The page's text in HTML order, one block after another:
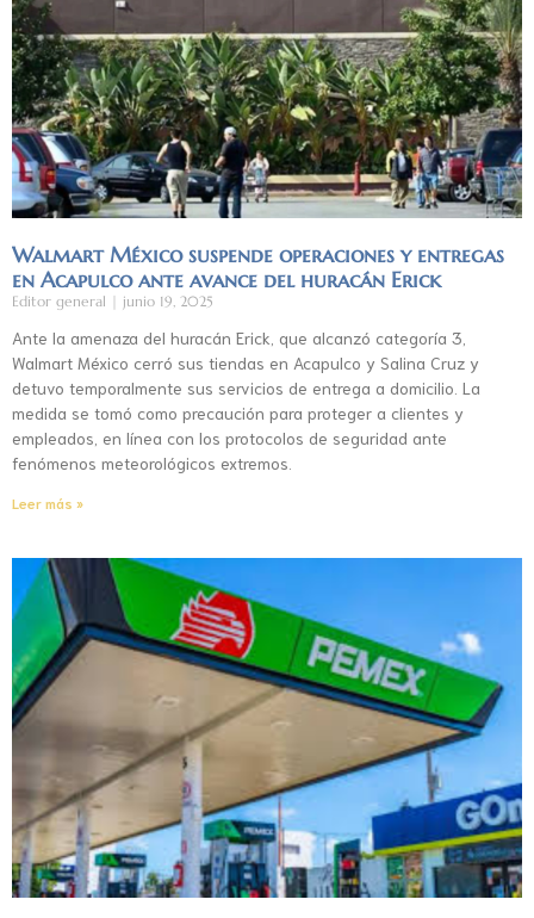
Walmart México suspende operaciones y entregas
en Acapulco ante avance del huracán Erick
Editor general junio 19, 2025
Ante la amenaza del huracán Erick, que alcanzó categoría 3,
Walmart México cerró sus tiendas en Acapulco y Salina Cruz y
detuvo temporalmente sus servicios de entrega a domicilio. La
medida se tomó como precaución para proteger a clientes y
empleados, en línea con los protocolos de seguridad ante
fenómenos meteorológicos extremos.
Leer más »